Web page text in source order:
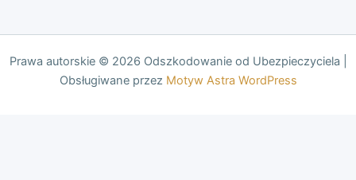
Prawa autorskie © 2026 Odszkodowanie od Ubezpieczyciela |
Obsługiwane przez Motyw Astra WordPress